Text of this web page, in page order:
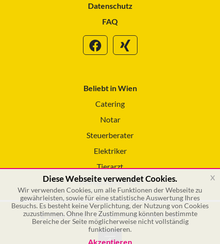
Datenschutz
FAQ
Beliebt in Wien
Catering
Notar
Steuerberater
Elektriker
Tierarzt
Reinigungsservice
© 2026 GSOL – Online Marketing GmbH
Diese Webseite verwendet Cookies.
Wir verwenden Cookies, um alle Funktionen der Webseite zu
gewährleisten, sowie für eine statistische Auswertung Ihres
Besuchs. Es besteht keine Verplichtung, der Nutzung von Cookies
zuzustimmen. Ohne Ihre Zustimmung könnten bestimmte
Bereiche der Seite möglicherweise nicht vollständig
funktionieren.
Akzeptieren
x